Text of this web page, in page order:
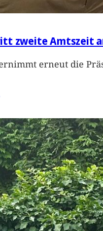
zweite Amtszeit
erneut die